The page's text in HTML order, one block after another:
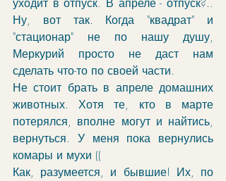
Ну, вот так. Когда "квадрат" и
"стационар" не по нашу душу,
Меркурий просто не даст нам
сделать что-то по своей части.
Не стоит брать в апреле домашних
животных. Хотя те, кто в марте
потерялся, вполне могут и найтись,
вернуться. У меня пока вернулись
комары и мухи ((
Как, разумеется, и бывшие! Их, по